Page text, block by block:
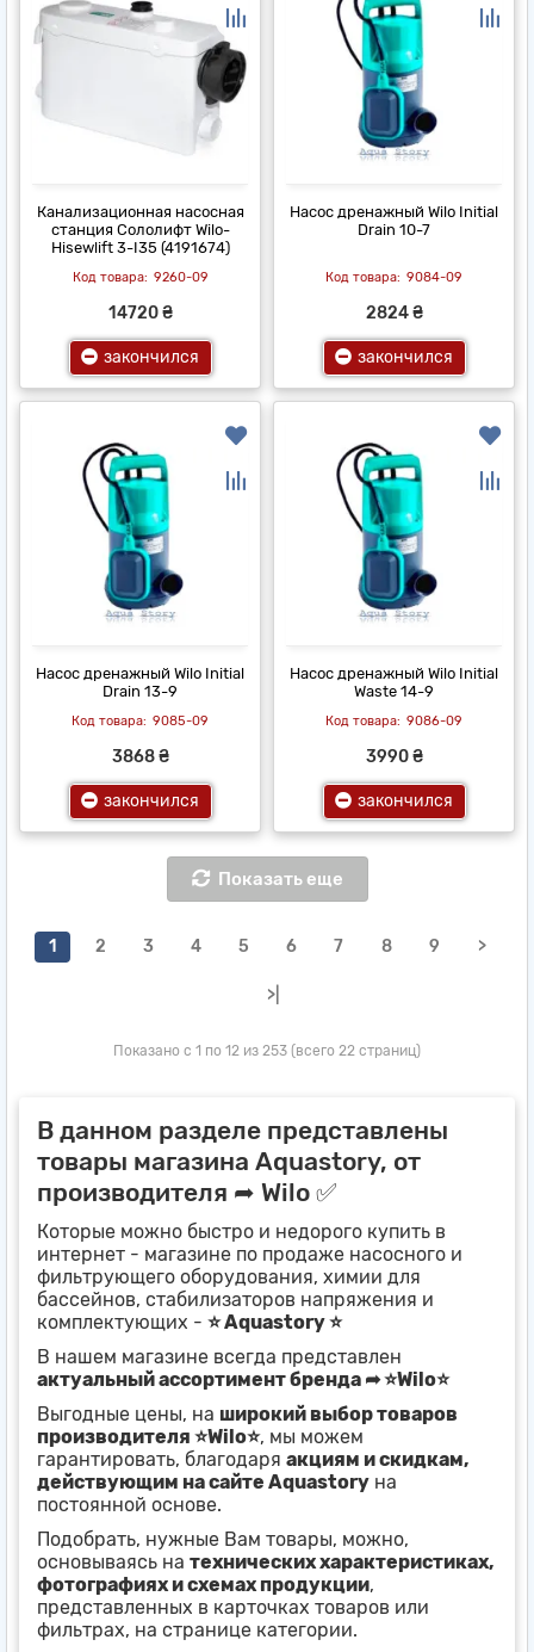
Канализационная насосная
станция Сололифт Wilo-
Hisewlift 3-I35 (4191674)
9260-09
14720 ₴
закончился
Насос дренажный Wilo Initial
Drain 10-7
9084-09
2824 ₴
закончился
Насос дренажный Wilo Initial
Drain 13-9
9085-09
3868 ₴
закончился
Насос дренажный Wilo Initial
Waste 14-9
9086-09
3990 ₴
закончился
Показать еще
1 2 3 4 5 6 7 8 9 >
>|
Показано с 1 по 12 из 253 (всего 22 страниц)
В данном разделе представлены
товары магазина Aquastory, от
производителя ➦ Wilo ✅
Которые можно быстро и недорого купить в
интернет - магазине по продаже насосного и
фильтрующего оборудования, химии для
бассейнов, стабилизаторов напряжения и
комплектующих - ⭐ Aquastory ⭐
В нашем магазине всегда представлен
актуальный ассортимент бренда ➦ ⭐Wilo⭐
Выгодные цены, на широкий выбор товаров
производителя ⭐Wilo⭐, мы можем
гарантировать, благодаря акциям и скидкам,
действующим на сайте Aquastory на
постоянной основе.
Подобрать, нужные Вам товары, можно,
основываясь на технических характеристиках,
фотографиях и схемах продукции,
представленных в карточках товаров или
фильтрах, на странице категории.